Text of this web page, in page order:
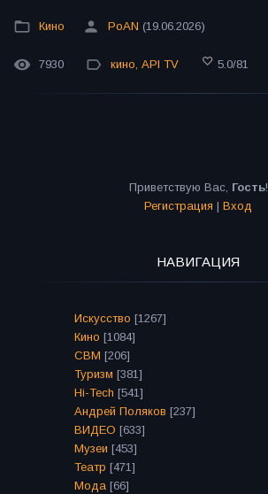
Кино PoAN (19.06.2026)
7930 кино, API TV 5.0/81
Приветствую Вас, Гость!
Регистрация | Вход
НАВИГАЦИЯ
Искусство [1267]
Кино [1084]
СВМ [206]
Туризм [381]
Hi-Tech [541]
Андрей Поляков [237]
ВИДЕО [633]
Музеи [453]
Театр [471]
Мода [66]